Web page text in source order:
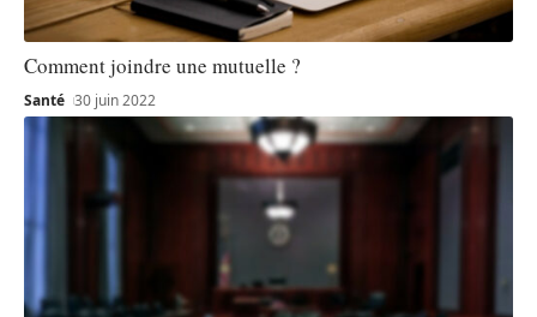
Comment joindre une mutuelle ?
Santé 30 juin 2022